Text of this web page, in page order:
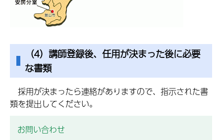
（4）講師登録後、任用が決まった後に必要
な書類
採用が決まったら連絡がありますので、指示された書
類を提出してください。
お問い合わせ